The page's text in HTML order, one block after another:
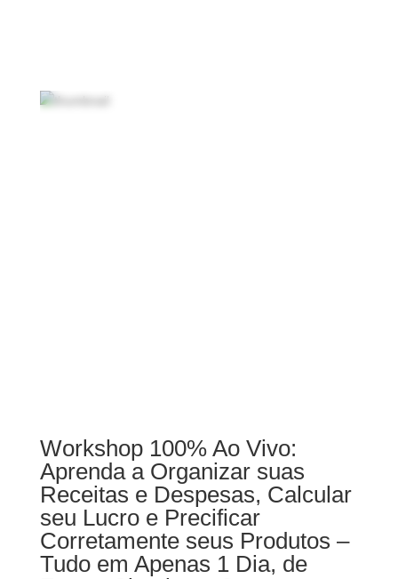
Workshop 100% Ao Vivo:
Aprenda a Organizar suas
Receitas e Despesas, Calcular
seu Lucro e Precificar
Corretamente seus Produtos –
Tudo em Apenas 1 Dia, de